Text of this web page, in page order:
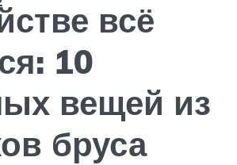
всё
10
вещей из
бруса